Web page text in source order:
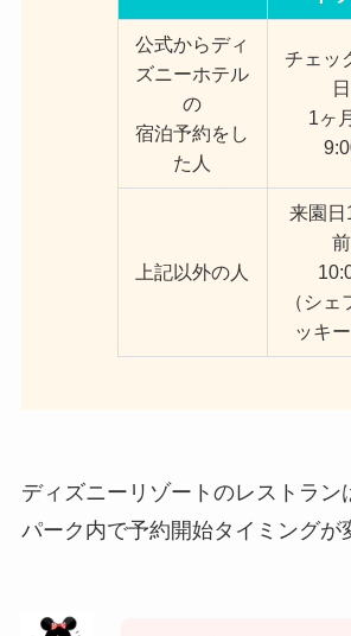
公式からディ
ズニーホテル
の
宿泊予約をし
た人
チェッ
日
1ヶ
上記以外の人
来園日
前
（シェ
ッキー
ディズニーリゾートのレストラン
パーク内で予約開始タイミングが